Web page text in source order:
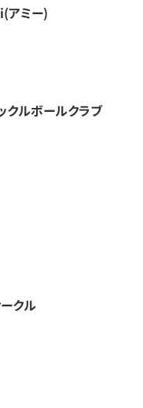
アミー)
クルボールクラブ
クル